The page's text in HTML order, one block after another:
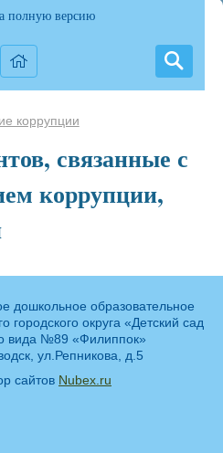
полную версию
коррупции
связанные с
коррупции,
дошкольное образовательное
городского округа «Детский сад
вида №89 «Филиппок»
ул.Репникова, д.5
сайтов Nubex.ru